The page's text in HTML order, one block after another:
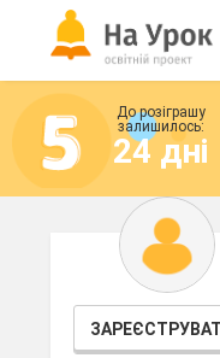
До розіграшу
залишилось:
24 дні